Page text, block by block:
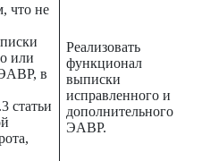
что не
или
в
статьи
Реализовать
функционал
выписки
исправленного и
дополнительного
ЭАВР.